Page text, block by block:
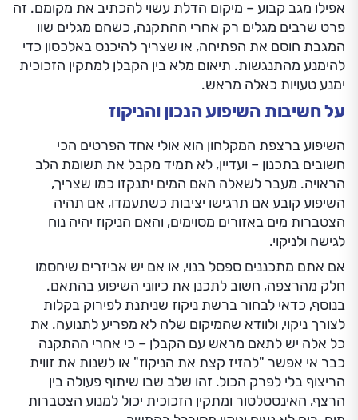
אפילו מגב קבוע – מיקום הדלת עשוי להכתיב את מקומם. זה
פרט שרבים מגלים רק אחרי ההתקנה, כשהם מגלים שוו
המגבת חוסם את הפתיחה, או שצריך להיכנס באלכסון כדי
להימנע מהתנגשות. תיאום מלא בין הקבלן למתקין הזכוכית
ימנע טעויות כאלה מראש.
על חשיבות השיפוע הנכון והניקוז
השיפוע ברצפת המקלחון הוא אולי אחד הפרטים הכי
חשובים בתכנון – ועדיין, לא תמיד מקבל את תשומת הלב
הראויה. מעבר לשאלה האם המים יתנקזו כמו שצריך,
השיפוע קובע אם תרגישו יציבות כשתעמדו, אם תהיה
הצטברות מים באזורים מסוימים, והאם הניקוז יהיה נוח
לגישה ולניקוי.
אם אתם מתכננים ספסל בנוי, או אם יש אביזרים שיחסמו
חלק מהרצפה, חשוב לתכנן את כיווני השיפוע בהתאם.
בנוסף, כדאי לבחור ברשת ניקוז שניתנת לפירוק בקלות
לצורך ניקוי, ולוודא שהמיקום שלה לא מפריע לתנועה. את
כל אלה יש לתאם מראש עם הקבלן – כי אחרי ההתקנה
כבר אי אפשר "להזיז קצת את הניקוז" או לשנות את זווית
הריצוף בלי לפרק הכול. זהו שלב שבו שיתוף פעולה בין
הרצף, האינסטלטור ומתקין הזכוכית יכול למנוע הצטברות